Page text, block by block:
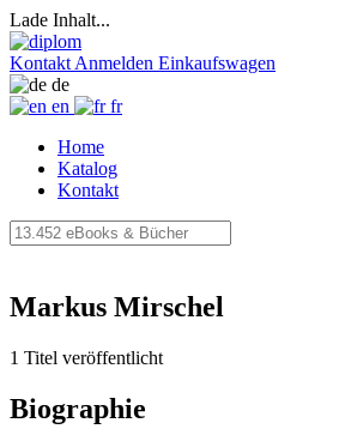
Lade Inhalt...
Kontakt Anmelden Einkaufswagen
de
en
fr
Home
Katalog
Kontakt
Markus Mirschel
1 Titel veröffentlicht
Biographie